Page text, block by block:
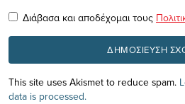
Διάβασα και αποδέχομαι τους
This site uses Akismet to reduce spam.
data is processed.